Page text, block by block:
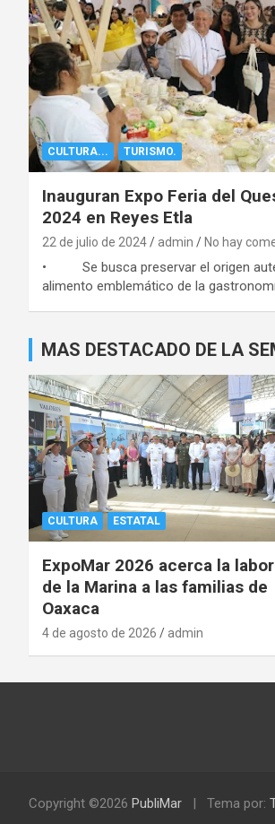
CULTURA... TURISMO.
Inauguran Expo Feria del
2024 en Reyes Etla
22 de julio de 2024 admin No hay
• Se busca preservar el origen
alimento emblemático de la
MAS DESTACADO DE LA
CULTURA ESTATAL
ExpoMar 2026 acerca la labor
de la Marina a las familias de
Oaxaca
4 de agosto de 2026 admin
Copyright ©2026 PubliMar Tema por: